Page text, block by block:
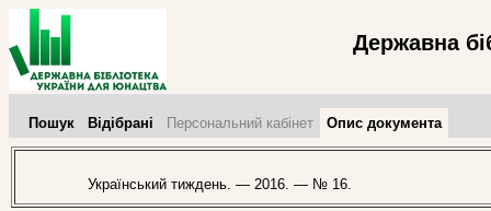
Державна
Пошук Відібрані Персональний кабінет Опис документа
Український тиждень. — 2016. — № 16.